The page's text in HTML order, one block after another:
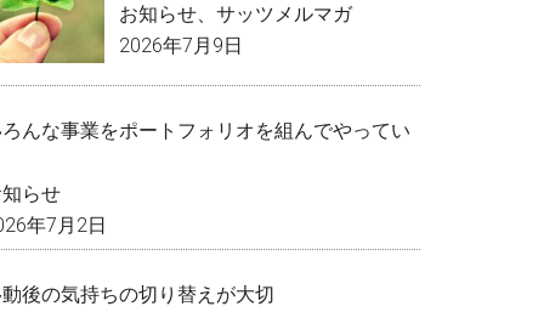
お知らせ
サッツメルマガ
2026年7月9日
んな事業をポートフォリオを組んでやってい
らせ
年7月2日
後の気持ちの切り替えが大切